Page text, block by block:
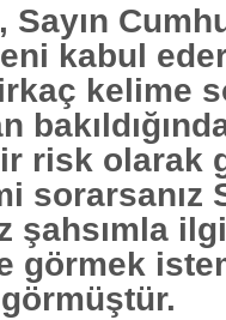
kabul
kelime
risk olarak
sorarsanız
şahsımla
görmek